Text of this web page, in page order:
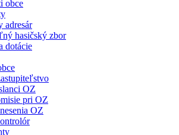
obce
adresár
hasičský zbor
dotácie
OZ
pri OZ
OZ